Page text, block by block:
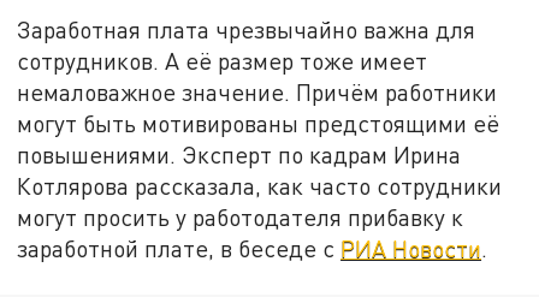
Заработная плата чрезвычайно важна для
сотрудников. А её размер тоже имеет
немаловажное значение. Причём работники
могут быть мотивированы предстоящими её
повышениями. Эксперт по кадрам Ирина
Котлярова рассказала, как часто сотрудники
могут просить у работодателя прибавку к
заработной плате, в беседе с РИА Новости.